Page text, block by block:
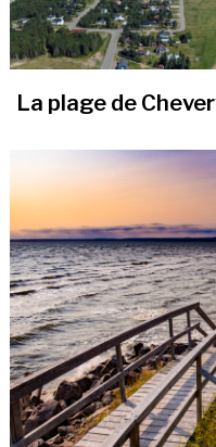
La plage de